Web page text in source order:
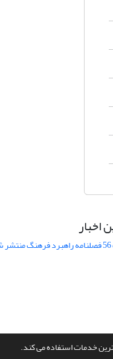
خدمات استفاده می کند.
اخبار
شد
ازسیناوب